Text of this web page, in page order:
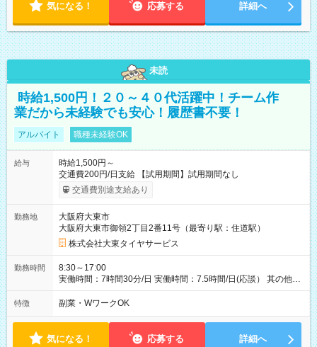
気になる！ 応募する 詳細へ
未読
時給1,500円！２０～４０代活躍中！チーム作
業だから未経験でも安心！履歴書不要！
アルバイト 職種未経験OK
給与
時給1,500円～
交通費200円/日支給 【試用期間】試用期間なし
交通費別途支給あり
勤務地
大阪府大東市
大阪府大東市御領2丁目2番11号（最寄り駅：住道駅）
株式会社大東タイヤサービス
勤務時間
8:30～17:00
実働時間：7時間30分/日 実働時間：7.5時間/日(応談） 其の他
勤務日及び時間等応相談 週3日以上 お昼休憩 1時間あり シフ
トも可
特徴 副業・WワークOK
気になる！ 応募する 詳細へ